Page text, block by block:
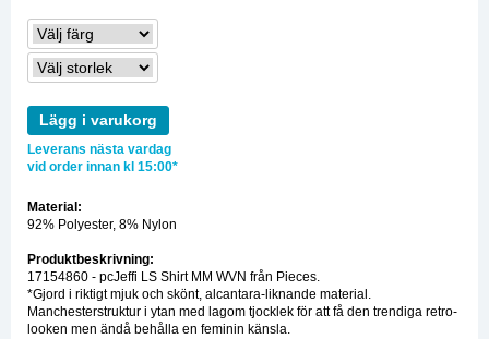
Lägg i varukorg
Leverans nästa vardag
vid order innan kl 15:00*
Material:
92% Polyester, 8% Nylon
Produktbeskrivning:
17154860 - pcJeffi LS Shirt MM WVN från Pieces.
*Gjord i riktigt mjuk och skönt, alcantara-liknande material.
Manchesterstruktur i ytan med lagom tjocklek för att få den trendiga retro-
looken men ändå behålla en feminin känsla.